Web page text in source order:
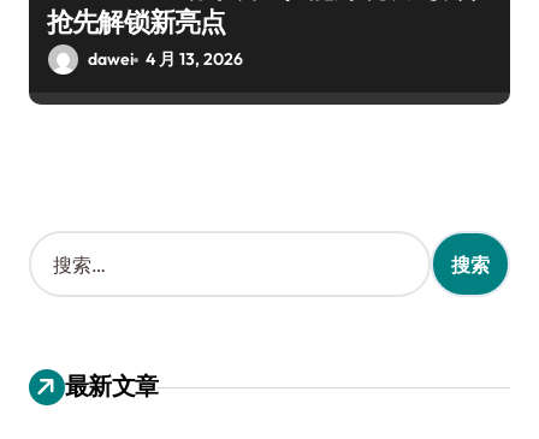
抢先解锁新亮点
dawei 4 月 13, 2026
搜
索
：
最新文章